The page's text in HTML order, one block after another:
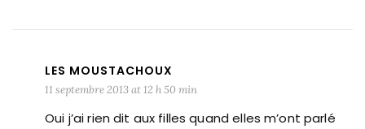
LES MOUSTACHOUX
11 septembre 2013 at 12 h 50 min
Oui j’ai rien dit aux filles quand elles m’ont parlé